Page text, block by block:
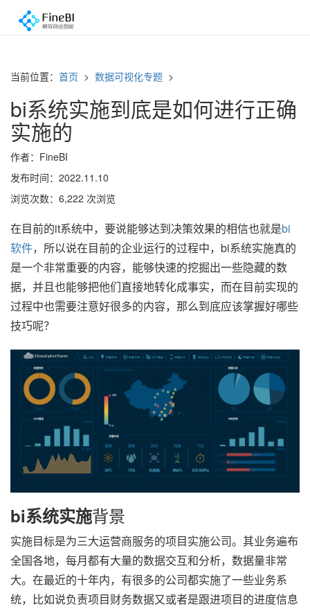
当前位置： 首页 > 数据可视化专题 >
bi系统实施到底是如何进行正确
实施的
作者：FineBI
发布时间：2022.11.10
浏览次数：6,222 次浏览
在目前的it系统中，要说能够达到决策效果的相信也就是bi
软件，所以说在目前的企业运行的过程中，bi系统实施真的
是一个非常重要的内容，能够快速的挖掘出一些隐藏的数
据，并且也能够把他们直接地转化成事实，而在目前实现的
过程中也需要注意好很多的内容，那么到底应该掌握好哪些
技巧呢？
bi系统实施背景
实施目标是为三大运营商服务的项目实施公司。其业务遍布
全国各地，每月都有大量的数据交互和分析，数据量非常
大。在最近的十年内，有很多的公司都实施了一些业务系
统，比如说负责项目财务数据又或者是跟进项目的进度信息